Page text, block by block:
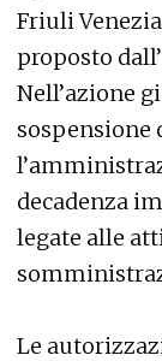
Friuli
proposto
Nell’azione
sospensione
decadenza
legate alle
Le